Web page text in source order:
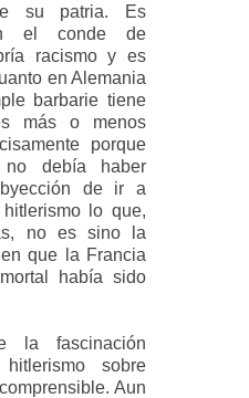
su patria. Es
el conde de
racismo y es
en Alemania
barbarie tiene
más o menos
porque
debía haber
de ir a
lo que,
no es sino la
que la Francia
había sido
la fascinación
sobre
Aun